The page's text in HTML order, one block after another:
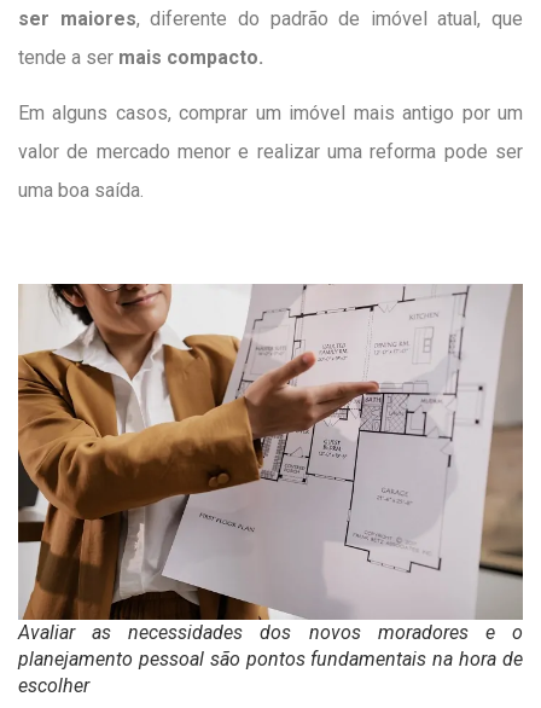
ser maiores, diferente do padrão de imóvel atual, que
tende a ser mais compacto.
Em alguns casos, comprar um imóvel mais antigo por um
valor de mercado menor e realizar uma reforma pode ser
uma boa saída.
Avaliar as necessidades dos novos moradores e o
planejamento pessoal são pontos fundamentais na hora de
escolher